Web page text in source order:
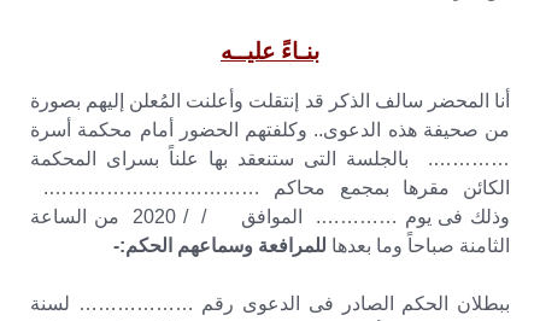
بنـاءً عليــه
أنا المحضر سالف الذكر قد إنتقلت وأعلنت المُعلن إليهم بصورة
من صحيفة هذه الدعوى.. وكلفتهم الحضور أمام محكمة أسرة
…………. بالجلسة التى ستنعقد بها علناً بسراى المحكمة
الكائن مقرها بمجمع محاكم …………………………….
وذلك فى يوم …………. الموافق / / 2020 من الساعة
الثامنة صباحاً وما بعدها للمرافعة وسماعهم الحكم:-
ببطلان الحكم الصادر فى الدعوى رقم ……………… لسنة